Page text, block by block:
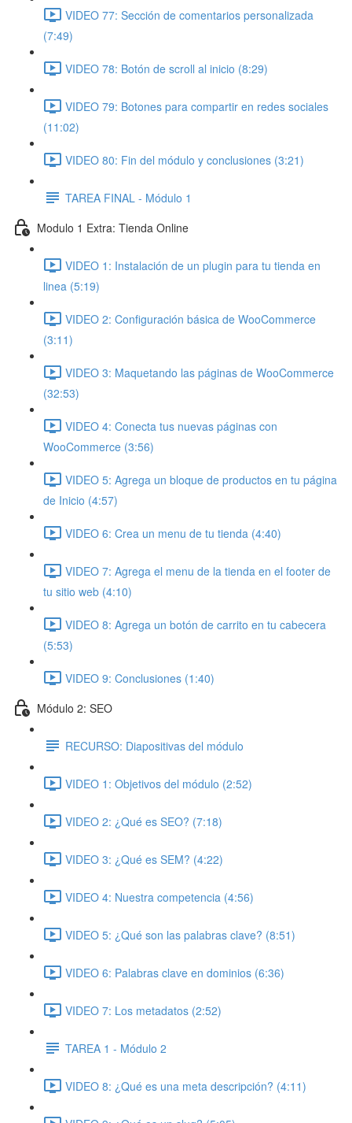
VIDEO 77: Sección de comentarios personalizada
(7:49)
VIDEO 78: Botón de scroll al inicio (8:29)
VIDEO 79: Botones para compartir en redes sociales
(11:02)
VIDEO 80: Fin del módulo y conclusiones (3:21)
TAREA FINAL - Módulo 1
Modulo 1 Extra: Tienda Online
VIDEO 1: Instalación de un plugin para tu tienda en
linea (5:19)
VIDEO 2: Configuración básica de WooCommerce
(3:11)
VIDEO 3: Maquetando las páginas de WooCommerce
(32:53)
VIDEO 4: Conecta tus nuevas páginas con
WooCommerce (3:56)
VIDEO 5: Agrega un bloque de productos en tu página
de Inicio (4:57)
VIDEO 6: Crea un menu de tu tienda (4:40)
VIDEO 7: Agrega el menu de la tienda en el footer de
tu sitio web (4:10)
VIDEO 8: Agrega un botón de carrito en tu cabecera
(5:53)
VIDEO 9: Conclusiones (1:40)
Módulo 2: SEO
RECURSO: Diapositivas del módulo
VIDEO 1: Objetivos del módulo (2:52)
VIDEO 2: ¿Qué es SEO? (7:18)
VIDEO 3: ¿Qué es SEM? (4:22)
VIDEO 4: Nuestra competencia (4:56)
VIDEO 5: ¿Qué son las palabras clave? (8:51)
VIDEO 6: Palabras clave en dominios (6:36)
VIDEO 7: Los metadatos (2:52)
TAREA 1 - Módulo 2
VIDEO 8: ¿Qué es una meta descripción? (4:11)